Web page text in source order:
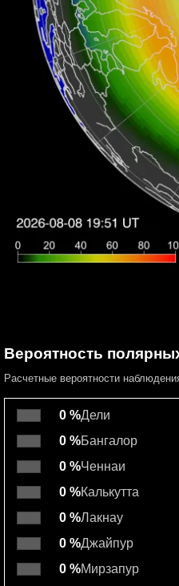
Вероятность
Расчетные вероятности
0 %Дели
0 %Бангалор
0 %Ченнаи
0 %Калькутта
0 %Лакнау
0 %Джайпур
0 %Мирзапур